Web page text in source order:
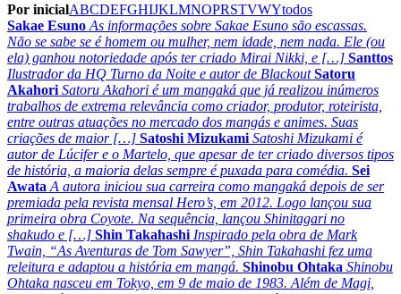
Por inicialABCDEFGHIJKLMNOPRSTVWYtodos
Sakae Esuno As informações sobre Sakae Esuno são escassas.
Não se sabe se é homem ou mulher, nem idade, nem nada. Ele (ou
ela) ganhou notoriedade após ter criado Mirai Nikki, e […] Santtos
Ilustrador da HQ Turno da Noite e autor de Blackout Satoru
Akahori Satoru Akahori é um mangaká que já realizou inúmeros
trabalhos de extrema relevância como criador, produtor, roteirista,
entre outras atuações no mercado dos mangás e animes. Suas
criações de maior […] Satoshi Mizukami Satoshi Mizukami é
autor de Lúcifer e o Martelo, que apesar de ter criado diversos tipos
de história, a maioria delas sempre é puxada para comédia. Sei
Awata A autora iniciou sua carreira como mangaká depois de ser
premiada pela revista mensal Hero’s, em 2012. Logo lançou sua
primeira obra Coyote. Na sequência, lançou Shinitagari no
shakudo e […] Shin Takahashi Inspirado pela obra de Mark
Twain, “As Aventuras de Tom Sawyer”, Shin Takahashi fez uma
releitura e adaptou a história em mangá. Shinobu Ohtaka Shinobu
Ohtaka nasceu em Tokyo, em 9 de maio de 1983. Além de Magi,